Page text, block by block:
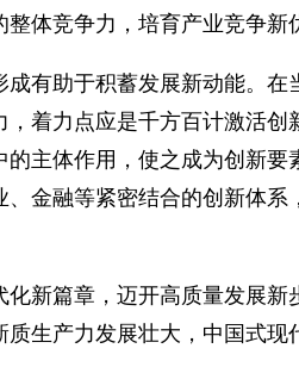
体竞争力，培育产业竞争新
成有助于积蓄发展新动能。在
，着力点应是千方百计激活
的主体作用，使之成为创新要
、金融等紧密结合的创新体系
化新篇章，迈开高质量发展新
质生产力发展壮大，中国式